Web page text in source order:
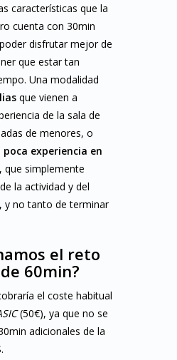
características que la
cuenta con 30min
disfrutar mejor de
que estar tan
Una modalidad
que vienen a
de la sala de
de menores, o
experiencia en
, que simplemente
la actividad y del
y no tanto de terminar
el reto
60min?
el coste habitual
(50€), ya que no se
adicionales de la